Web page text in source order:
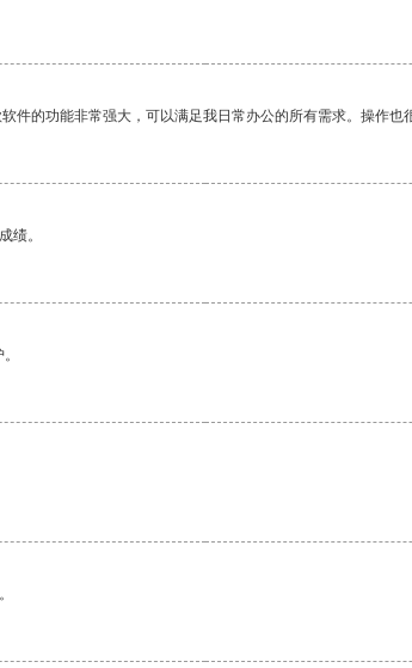
的功能非常强大，可以满足我日常办公的所有需求。操作也
绩。